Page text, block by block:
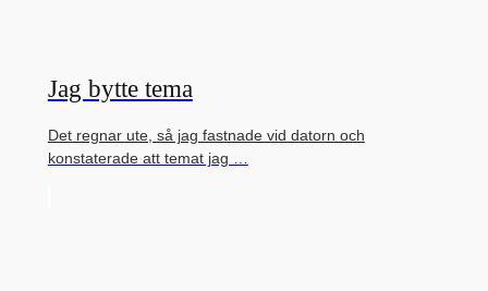
Jag bytte tema
Det regnar ute, så jag fastnade vid datorn och
konstaterade att temat jag …